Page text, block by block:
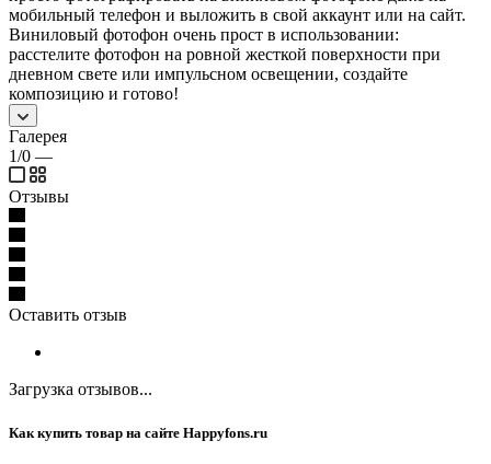
мобильный телефон и выложить в свой аккаунт или на сайт.
Виниловый фотофон очень прост в использовании:
расстелите фотофон на ровной жесткой поверхности при
дневном свете или импульсном освещении, создайте
композицию и готово!
Галерея
1/0 —
Отзывы
Оставить отзыв
Загрузка отзывов...
Как купить товар на сайте Happyfons.ru